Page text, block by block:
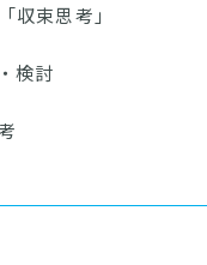
収束思考」
検討